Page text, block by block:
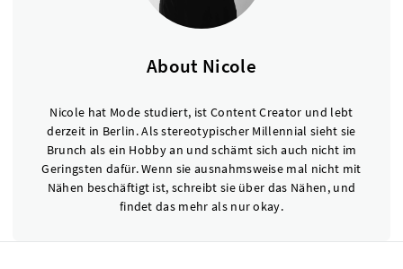
About Nicole
Nicole hat Mode studiert, ist Content Creator und lebt
derzeit in Berlin. Als stereotypischer Millennial sieht sie
Brunch als ein Hobby an und schämt sich auch nicht im
Geringsten dafür. Wenn sie ausnahmsweise mal nicht mit
Nähen beschäftigt ist, schreibt sie über das Nähen, und
findet das mehr als nur okay.